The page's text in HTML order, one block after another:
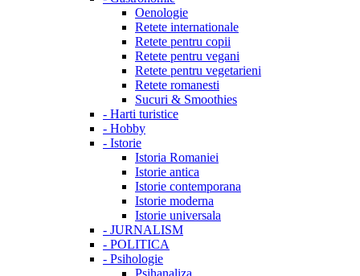
Oenologie
Retete internationale
Retete pentru copii
Retete pentru vegani
Retete pentru vegetarieni
Retete romanesti
Sucuri & Smoothies
- Harti turistice
- Hobby
- Istorie
Istoria Romaniei
Istorie antica
Istorie contemporana
Istorie moderna
Istorie universala
- JURNALISM
- POLITICA
- Psihologie
Psihanaliza